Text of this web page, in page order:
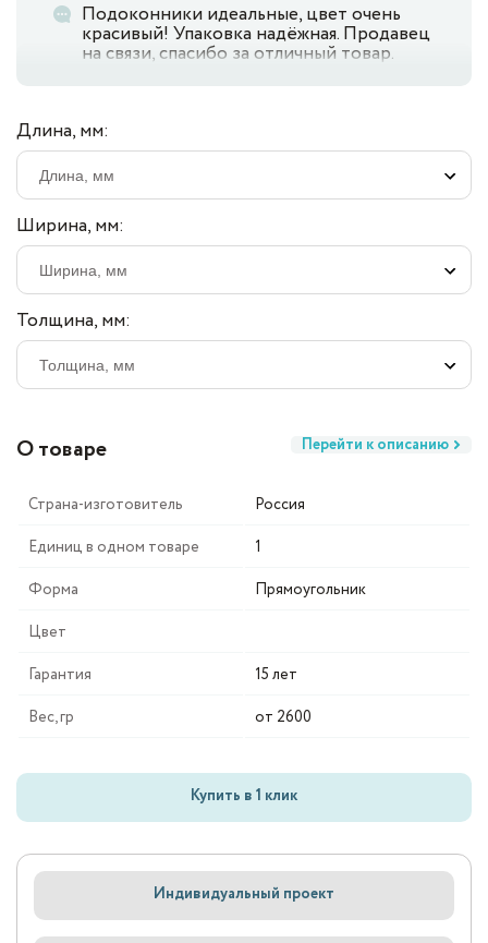
Подоконники идеальные, цвет очень
красивый! Упаковка надёжная. Продавец
на связи, спасибо за отличный товар.
Длина, мм:
Ширина, мм:
Толщина, мм:
О товаре Перейти к описанию
Страна-изготовитель
Россия
Единиц в одном товаре
1
Форма
Прямоугольник
Цвет
Гарантия
15 лет
Вес, гр
от 2600
Купить в 1 клик
Индивидуальный проект